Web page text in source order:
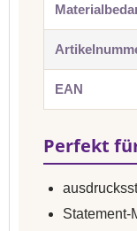
EAN
Perfekt
Statement-